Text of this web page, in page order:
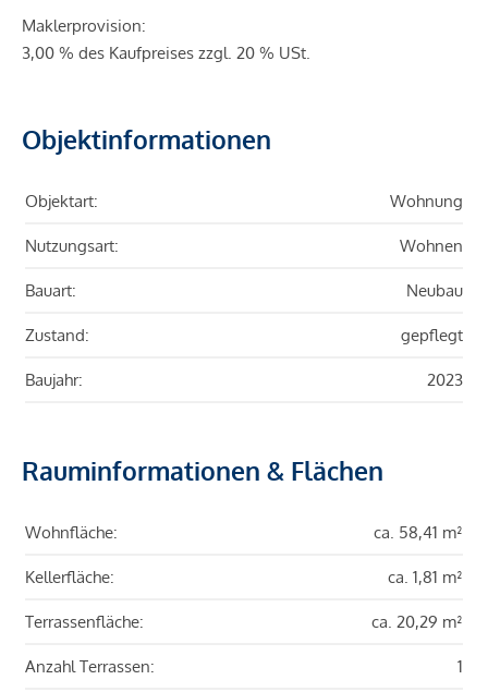
Maklerprovision:
3,00 % des Kaufpreises zzgl. 20 % USt.
Objektinformationen
Objektart: Wohnung
Nutzungsart: Wohnen
Bauart: Neubau
Zustand: gepflegt
Baujahr: 2023
Rauminformationen & Flächen
Wohnfläche: ca. 58,41 m²
Kellerfläche: ca. 1,81 m²
Terrassenfläche: ca. 20,29 m²
Anzahl Terrassen: 1